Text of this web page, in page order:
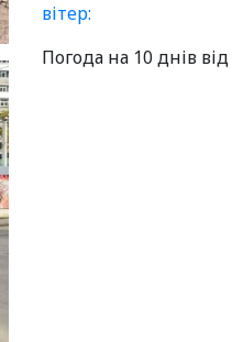
вітер:
Погода на 10 днів від